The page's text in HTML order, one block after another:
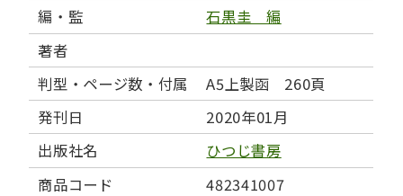
編・監
石黒圭 編
著者
判型・ページ数・付属
A5上製函 260頁
発刊日
2020年01月
出版社名
ひつじ書房
商品コード
482341007